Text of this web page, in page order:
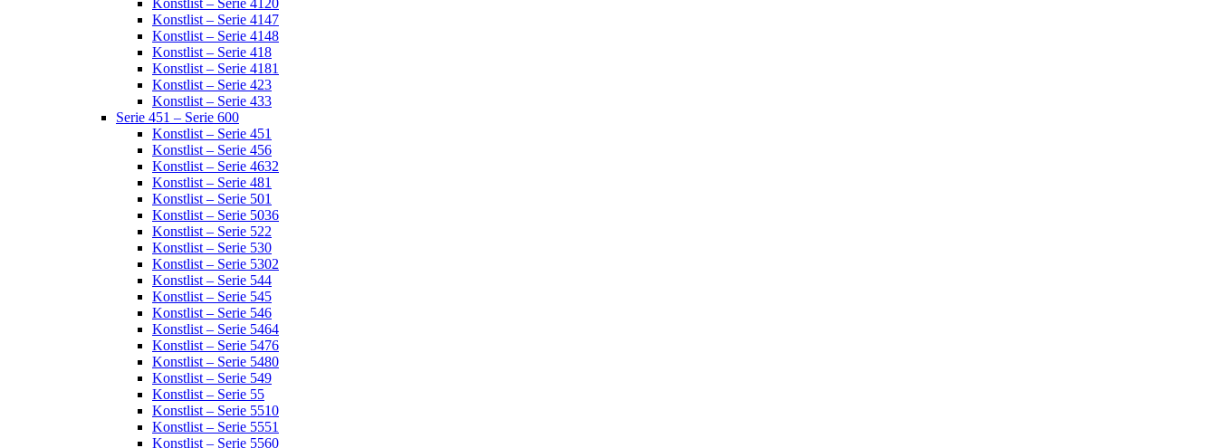
Konstlist – Serie 4120
Konstlist – Serie 4147
Konstlist – Serie 4148
Konstlist – Serie 418
Konstlist – Serie 4181
Konstlist – Serie 423
Konstlist – Serie 433
Serie 451 – Serie 600
Konstlist – Serie 451
Konstlist – Serie 456
Konstlist – Serie 4632
Konstlist – Serie 481
Konstlist – Serie 501
Konstlist – Serie 5036
Konstlist – Serie 522
Konstlist – Serie 530
Konstlist – Serie 5302
Konstlist – Serie 544
Konstlist – Serie 545
Konstlist – Serie 546
Konstlist – Serie 5464
Konstlist – Serie 5476
Konstlist – Serie 5480
Konstlist – Serie 549
Konstlist – Serie 55
Konstlist – Serie 5510
Konstlist – Serie 5551
Konstlist – Serie 5560